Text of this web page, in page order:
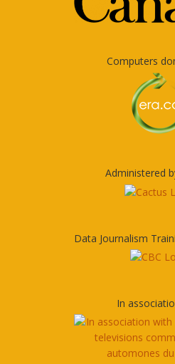
Computers
Administered
Data Journalism
In